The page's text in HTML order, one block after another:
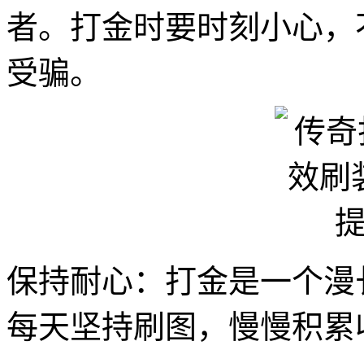
者。打金时要时刻小心
受骗。
保持耐心：打金是一个
每天坚持刷图，慢慢积累